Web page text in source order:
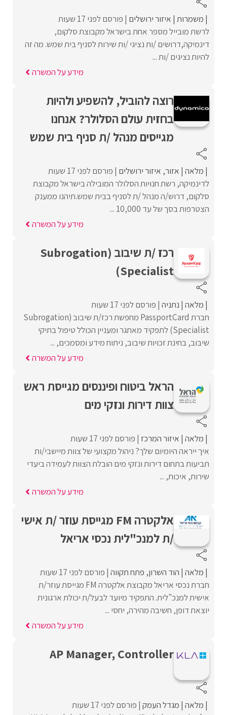
משמרות איזור ירושלים פורסם לפני 17 שעות
לרשת מובייל מספר אחת בישראל מקבוצת סלקום,
דינמיקה,דרושים /ות נציגי /ות שירות לסניף בית שמש. מה זה
להיות נציגים /ות ...
מידע על המשרה
רוצה להוביל, להשפיע ולהיות
בחזית עולם הסלולר? אנחנו
מגייסים מנהל /ת סניף בית שמש
מלאה אזור איזור ירושלים פורסם לפני 17 שעות
לדינמיקה, רשת חנויות הסלולר המובילה בישראל מקבוצת
סלקום, דרוש/ה מנהל /ת לסניף בבית שמש.תיהנו ממענק
הצטרפות בסך של עד 10,000 ...
מידע על המשרה
רכז /ת שיבוב (Subrogation
Specialist)
מלאה נתניה פורסם לפני 17 שעות
חברת PassportCard מחפשת רכז/ת שיבוב (Subrogation
Specialist) לתפקיד מאתגר ומעניין הכולל טיפול בתיקי
שיבוב, בחינת זכויות שיבוב, ניתוח מידע ומסמכים, ...
מידע על המשרה
הראל ביטוח ופיננסים מגייסת ראש
צוות דירות ונזקי מים
מלאה איזור המרכז פורסם לפני 17 שעות
איך ייראה היומיום שלך? ניהול מקצועי של צוות מיישבי/ות
תביעות בתחום דירות ונזקי מים הובלת הצוות לעמידה ביעדי
שירות, איכות, ...
מידע על המשרה
אלקטרה FM מגייסת עוזר /ת אישי
/ת למנכ"לית נכסי אריאל
מלאה הוד השרון פתח תקווה פורסם לפני 17 שעות
חברת נכסי אריאל מקבוצת אלקטרה FM מגייסת עוזר/ת
אישית למנכ"לית. התפקיד מיועד לבעל/ת יכולת ארגונית
יוצאת דופן, חשיבה מהירה, יחסי ...
מידע על המשרה
AP Manager, Controller
מלאה מגדל העמק פורסם לפני 17 שעות